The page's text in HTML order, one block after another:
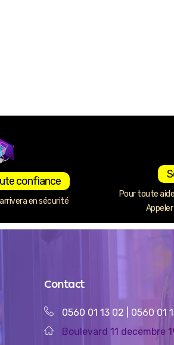
confiance
en sécurité
Pour toute
Contact
0560 01 13 02 0560 01
Boulevard 11 decembre